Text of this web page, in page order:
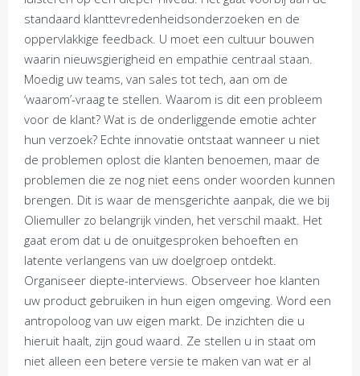
standaard klanttevredenheidsonderzoeken en de
oppervlakkige feedback. U moet een cultuur bouwen
waarin nieuwsgierigheid en empathie centraal staan.
Moedig uw teams, van sales tot tech, aan om de
‘waarom’-vraag te stellen. Waarom is dit een probleem
voor de klant? Wat is de onderliggende emotie achter
hun verzoek? Echte innovatie ontstaat wanneer u niet
de problemen oplost die klanten benoemen, maar de
problemen die ze nog niet eens onder woorden kunnen
brengen. Dit is waar de mensgerichte aanpak, die we bij
Oliemuller zo belangrijk vinden, het verschil maakt. Het
gaat erom dat u de onuitgesproken behoeften en
latente verlangens van uw doelgroep ontdekt.
Organiseer diepte-interviews. Observeer hoe klanten
uw product gebruiken in hun eigen omgeving. Word een
antropoloog van uw eigen markt. De inzichten die u
hieruit haalt, zijn goud waard. Ze stellen u in staat om
niet alleen een betere versie te maken van wat er al